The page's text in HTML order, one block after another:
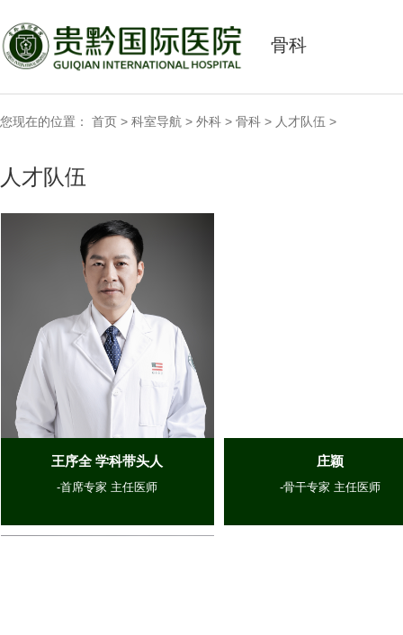
骨科
您现在的位置： 首页 > 科室导航 > 外科 > 骨科 > 人才队伍 >
人才队伍
王序全 学科带头人
-首席专家 主任医师
庄颖
-骨干专家 主任医师